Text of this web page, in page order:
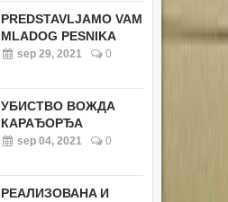
PREDSTAVLJAMO VAM
MLADOG PESNIKA
sep 29, 2021 0
УБИСТВО ВОЖДА
КАРАЂОРЂА
sep 04, 2021 0
РЕАЛИЗОВАНA И